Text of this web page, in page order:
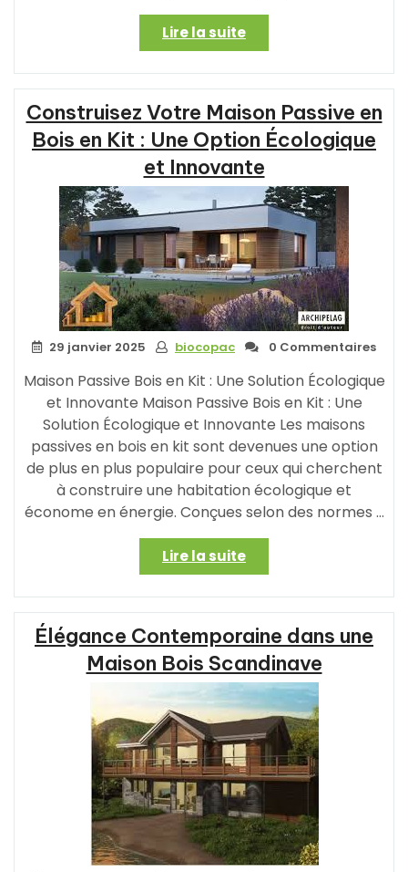
Lire la suite« Prix
d’une
Maison
en
Bois
Contemporaine
:
Estimation
et
Avantages »
Construisez Votre Maison Passive en
Bois en Kit : Une Option Écologique
et Innovante
29 janvier 2025 biocopac 0 Commentaires
Maison Passive Bois en Kit : Une Solution Écologique
et Innovante Maison Passive Bois en Kit : Une
Solution Écologique et Innovante Les maisons
passives en bois en kit sont devenues une option
de plus en plus populaire pour ceux qui cherchent
à construire une habitation écologique et
économe en énergie. Conçues selon des normes …
Lire la suite« Construisez
Votre
Maison
Passive
en
Bois
en
Kit
:
Une
Option
Écologique
et
Innovante »
Élégance Contemporaine dans une
Maison Bois Scandinave